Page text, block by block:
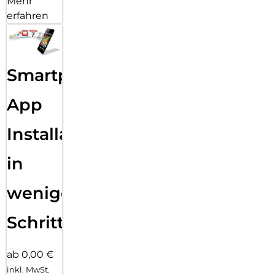
erfahren
Smartphone
App
Installation
in
wenigen
Schritten
ab 0,00 €
inkl. MwSt.